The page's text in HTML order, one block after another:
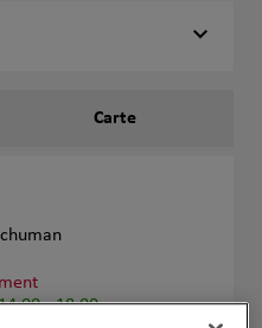
Carte
- 18:00